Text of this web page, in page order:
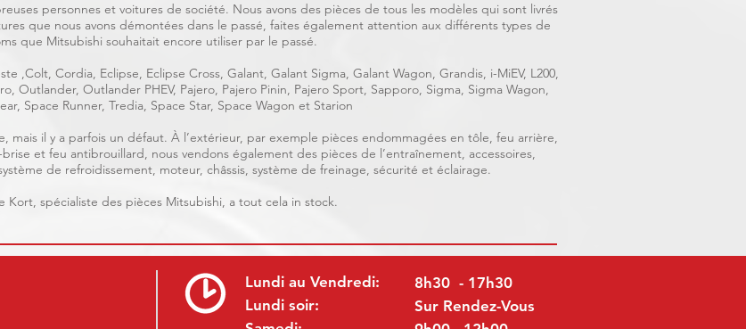
personnes et voitures de société. Nous avons des pièces de tous les modèles qui sont livrés
que nous avons démontées dans le passé, faites également attention aux différents types de
que Mitsubishi souhaitait encore utiliser par le passé.
,Colt, Cordia, Eclipse, Eclipse Cross, Galant, Galant Sigma, Galant Wagon, Grandis, i-MiEV, L200,
Outlander, Outlander PHEV, Pajero, Pajero Pinin, Pajero Sport, Sapporo, Sigma, Sigma Wagon,
Space Runner, Tredia, Space Star, Space Wagon et Starion
mais il y a parfois un défaut. À l’extérieur, par exemple pièces endommagées en tôle, feu arrière,
et feu antibrouillard, nous vendons également des pièces de l’entraînement, accessoires,
de refroidissement, moteur, châssis, système de freinage, sécurité et éclairage.
Kort, spécialiste des pièces Mitsubishi, a tout cela in stock.
Lundi au Vendredi:
Lundi soir:
8h30 - 17h30
Sur Rendez-Vous